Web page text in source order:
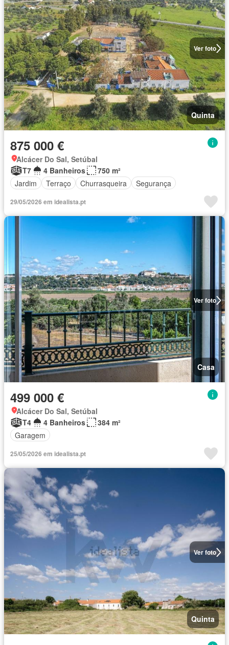
Ver foto
Quinta
875 000 €
Alcácer Do Sal, Setúbal
T7
4 Banheiros
750 m²
Jardim
Terraço Churrasqueira Segurança
29/05/2026 em idealista.pt
Ver foto
Casa
499 000 €
Alcácer Do Sal, Setúbal
T4
4 Banheiros
384 m²
Garagem
25/05/2026 em idealista.pt
Ver foto
Quinta